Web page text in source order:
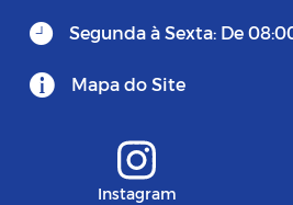
Segunda à Sexta: De
Mapa do Site
Instagram